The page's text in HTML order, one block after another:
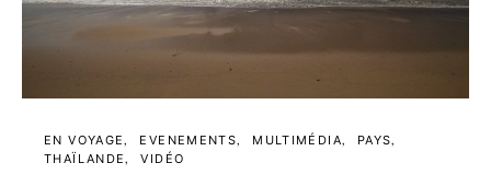
EN VOYAGE EVENEMENTS MULTIMÉDIA
PAYS
THAÏLANDE
VIDÉO